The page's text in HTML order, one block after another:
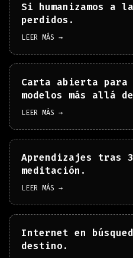
Si humanizamos a
perdidos.
LEER MÁS →
Carta abierta para
modelos más allá
LEER MÁS →
Aprendizajes tras
meditación.
LEER MÁS →
Internet en
destino.